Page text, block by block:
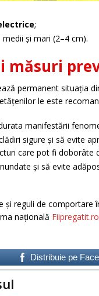
;
și mari (2–4 cm).
măsuri
permanent situația
le este
manifestării
sigure și să evite
care pot fi doborâte
și să evite
și reguli de comportare
națională Fiipregatit.ro
Distribuie pe